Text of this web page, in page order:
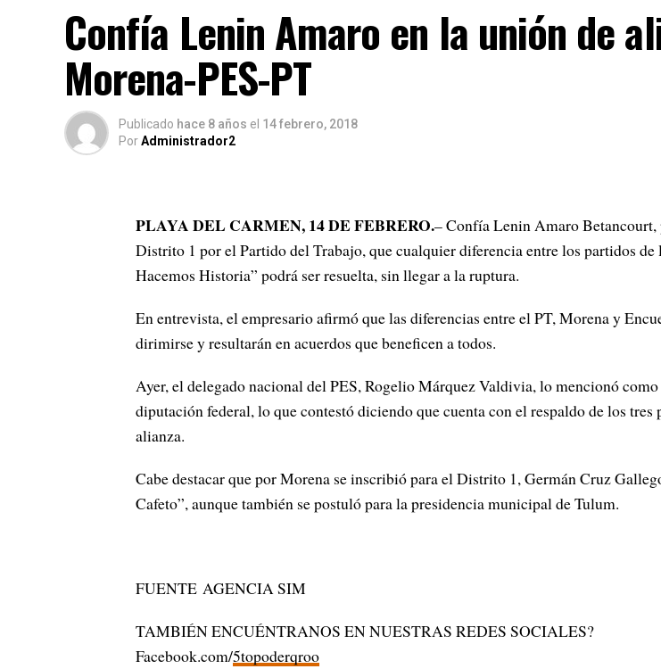
Confía Lenin Amaro en la unión de
Morena-PES-PT
Publicado hace 8 años el 14 febrero, 2018
PorAdministrador2
PLAYA DEL CARMEN, 14 DE FEBRERO.– Confía Lenin Amaro Betancourt,
Distrito 1 por el Partido del Trabajo, que cualquier diferencia entre los partidos de
Hacemos Historia” podrá ser resuelta, sin llegar a la ruptura.
En entrevista, el empresario afirmó que las diferencias entre el PT, Morena y
dirimirse y resultarán en acuerdos que beneficen a todos.
Ayer, el delegado nacional del PES, Rogelio Márquez Valdivia, lo mencionó
diputación federal, lo que contestó diciendo que cuenta con el respaldo de los tres
alianza.
Cabe destacar que por Morena se inscribió para el Distrito 1, Germán Cruz
Cafeto”, aunque también se postuló para la presidencia municipal de Tulum.
FUENTE AGENCIA SIM
TAMBIÉN ENCUÉNTRANOS EN NUESTRAS REDES SOCIALES?
Facebook.com/5topoderqroo